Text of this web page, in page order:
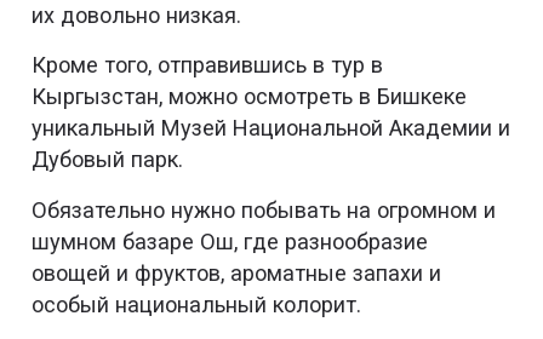
их довольно низкая.
Кроме того, отправившись в тур в
Кыргызстан, можно осмотреть в Бишкеке
уникальный Музей Национальной Академии и
Дубовый парк.
Обязательно нужно побывать на огромном и
шумном базаре Ош, где разнообразие
овощей и фруктов, ароматные запахи и
особый национальный колорит.